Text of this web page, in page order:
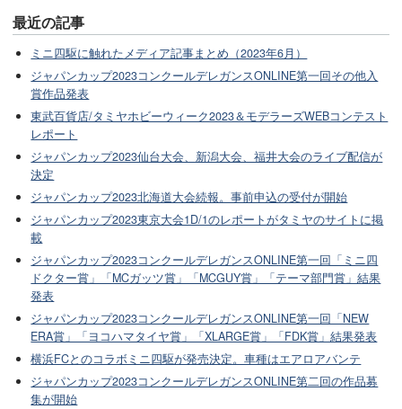
最近の記事
ミニ四駆に触れたメディア記事まとめ（2023年6月）
ジャパンカップ2023コンクールデレガンスONLINE第一回その他入
賞作品発表
東武百貨店/タミヤホビーウィーク2023＆モデラーズWEBコンテスト
レポート
ジャパンカップ2023仙台大会、新潟大会、福井大会のライブ配信が
決定
ジャパンカップ2023北海道大会続報。事前申込の受付が開始
ジャパンカップ2023東京大会1D/1のレポートがタミヤのサイトに掲
載
ジャパンカップ2023コンクールデレガンスONLINE第一回「ミニ四
ドクター賞」「MCガッツ賞」「MCGUY賞」「テーマ部門賞」結果
発表
ジャパンカップ2023コンクールデレガンスONLINE第一回「NEW
ERA賞」「ヨコハマタイヤ賞」「XLARGE賞」「FDK賞」結果発表
横浜FCとのコラボミニ四駆が発売決定。車種はエアロアバンテ
ジャパンカップ2023コンクールデレガンスONLINE第二回の作品募
集が開始